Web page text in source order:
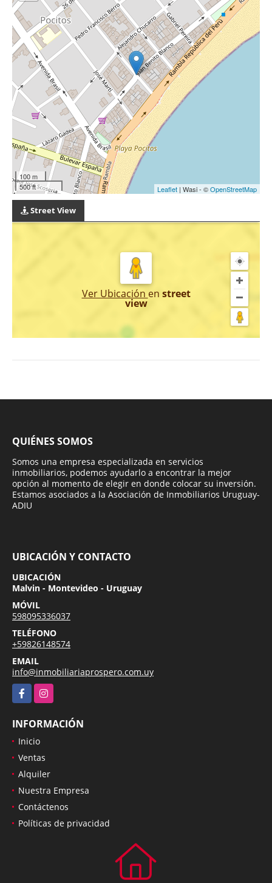
100 m
500 ft
Leaflet | Wasi - ©OpenStreetMap
Street View
Ver Ubicación en street
view
QUIÉNES SOMOS
Somos una empresa especializada en servicios
inmobiliarios, podemos ayudarlo a encontrar la mejor
opción al momento de elegir en donde colocar su inversión.
Estamos asociados a la Asociación de Inmobiliarios Uruguay-
ADIU
UBICACIÓN Y CONTACTO
UBICACIÓN
Malvin - Montevideo - Uruguay
MÓVIL
598095336037
TELÉFONO
+59826148574
EMAIL
info@inmobiliariaprospero.com.uy
FacebookInstagram
INFORMACIÓN
Inicio
Ventas
Alquiler
Nuestra Empresa
Contáctenos
Políticas de privacidad